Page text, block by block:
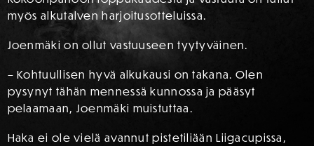
myös alkutalven harjoitusotteluissa.
Joenmäki on ollut vastuuseen tyytyväinen.
– Kohtuullisen hyvä alkukausi on takana. Olen
pysynyt tähän mennessä kunnossa ja pääsyt
pelaamaan, Joenmäki muistuttaa.
Haka ei ole vielä avannut pistetiliään Liigacupissa,